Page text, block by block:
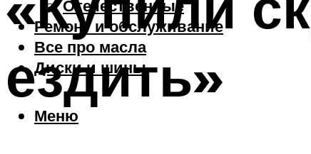
Отечественные
Ремонт и обслуживание
Все про масла
Диски и шины
Меню
ездить»